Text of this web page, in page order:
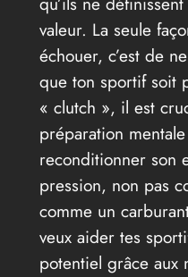
valeur. La seule
échouer, c’est de
que ton sportif soit
« clutch », il est
préparation
reconditionner son
pression, non pas
comme un
veux aider tes
potentiel grâce aux